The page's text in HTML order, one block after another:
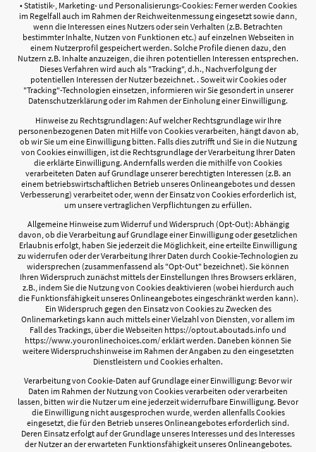
• Statistik-, Marketing- und Personalisierungs-Cookies: Ferner werden Cookies
im Regelfall auch im Rahmen der Reichweitenmessung eingesetzt sowie dann,
wenn die Interessen eines Nutzers oder sein Verhalten (z.B. Betrachten
bestimmter Inhalte, Nutzen von Funktionen etc.) auf einzelnen Webseiten in
einem Nutzerprofil gespeichert werden. Solche Profile dienen dazu, den
Nutzern z.B. Inhalte anzuzeigen, die ihren potentiellen Interessen entsprechen.
Dieses Verfahren wird auch als "Tracking", d.h., Nachverfolgung der
potentiellen Interessen der Nutzer bezeichnet. . Soweit wir Cookies oder
"Tracking"-Technologien einsetzen, informieren wir Sie gesondert in unserer
Datenschutzerklärung oder im Rahmen der Einholung einer Einwilligung.
Hinweise zu Rechtsgrundlagen: Auf welcher Rechtsgrundlage wir Ihre
personenbezogenen Daten mit Hilfe von Cookies verarbeiten, hängt davon ab,
ob wir Sie um eine Einwilligung bitten. Falls dies zutrifft und Sie in die Nutzung
von Cookies einwilligen, ist die Rechtsgrundlage der Verarbeitung Ihrer Daten
die erklärte Einwilligung. Andernfalls werden die mithilfe von Cookies
verarbeiteten Daten auf Grundlage unserer berechtigten Interessen (z.B. an
einem betriebswirtschaftlichen Betrieb unseres Onlineangebotes und dessen
Verbesserung) verarbeitet oder, wenn der Einsatz von Cookies erforderlich ist,
um unsere vertraglichen Verpflichtungen zu erfüllen.
Allgemeine Hinweise zum Widerruf und Widerspruch (Opt-Out): Abhängig
davon, ob die Verarbeitung auf Grundlage einer Einwilligung oder gesetzlichen
Erlaubnis erfolgt, haben Sie jederzeit die Möglichkeit, eine erteilte Einwilligung
zu widerrufen oder der Verarbeitung Ihrer Daten durch Cookie-Technologien zu
widersprechen (zusammenfassend als "Opt-Out" bezeichnet). Sie können
Ihren Widerspruch zunächst mittels der Einstellungen Ihres Browsers erklären,
z.B., indem Sie die Nutzung von Cookies deaktivieren (wobei hierdurch auch
die Funktionsfähigkeit unseres Onlineangebotes eingeschränkt werden kann).
Ein Widerspruch gegen den Einsatz von Cookies zu Zwecken des
Onlinemarketings kann auch mittels einer Vielzahl von Diensten, vor allem im
Fall des Trackings, über die Webseiten https://optout.aboutads.info und
https://www.youronlinechoices.com/ erklärt werden. Daneben können Sie
weitere Widerspruchshinweise im Rahmen der Angaben zu den eingesetzten
Dienstleistern und Cookies erhalten.
Verarbeitung von Cookie-Daten auf Grundlage einer Einwilligung: Bevor wir
Daten im Rahmen der Nutzung von Cookies verarbeiten oder verarbeiten
lassen, bitten wir die Nutzer um eine jederzeit widerrufbare Einwilligung. Bevor
die Einwilligung nicht ausgesprochen wurde, werden allenfalls Cookies
eingesetzt, die für den Betrieb unseres Onlineangebotes erforderlich sind.
Deren Einsatz erfolgt auf der Grundlage unseres Interesses und des Interesses
der Nutzer an der erwarteten Funktionsfähigkeit unseres Onlineangebotes.